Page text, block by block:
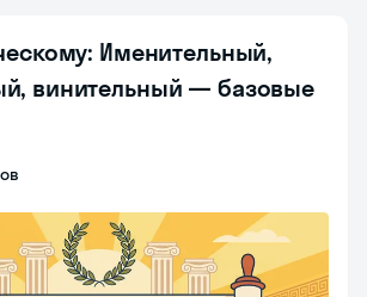
Именительный,
винительный — базовые